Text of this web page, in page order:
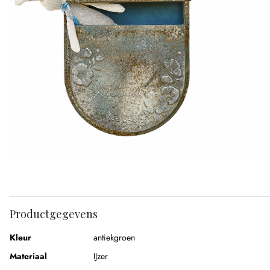
Productgegevens
Kleur
antiekgroen
Materiaal
IJzer